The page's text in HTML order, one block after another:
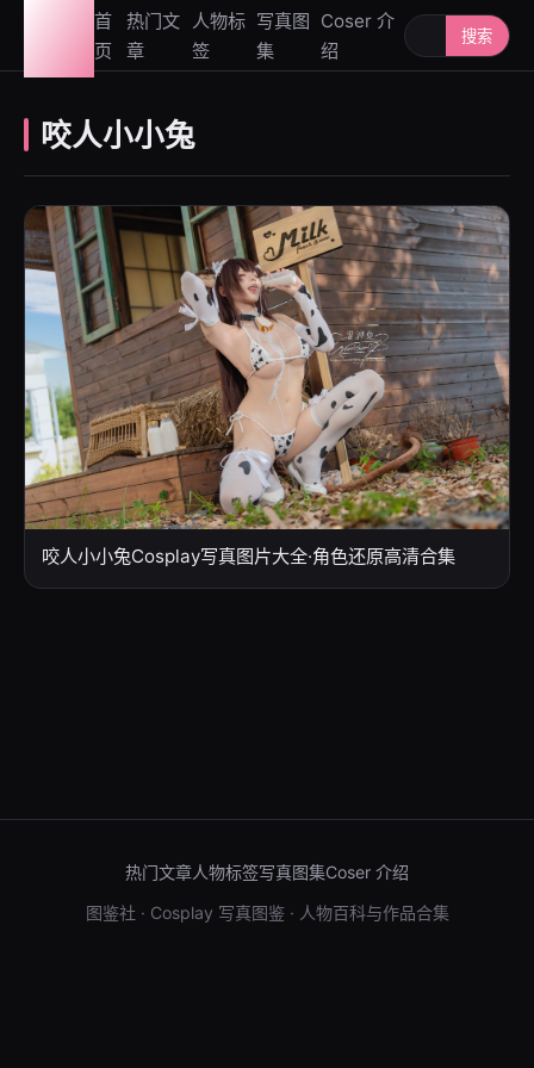
首
页
热门文
章
人物标
签
写真图
集
Coser 介
绍
搜索人物或写
搜索
咬人小小兔
咬人小小兔Cosplay写真图片大全·角色还原高清合集
热门文章人物标签写真图集Coser 介绍
图鉴社 · Cosplay 写真图鉴 · 人物百科与作品合集